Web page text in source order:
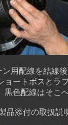
線を結線後、
スとラフィッ
へ接続
の取扱説明書